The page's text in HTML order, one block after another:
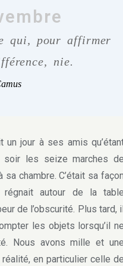
qui, pour affirmer
nie.
jour à ses amis
soir les seize marches
sa chambre. C’était sa
régnait autour de la
de l’obscurité. Plus tard,
les objets lorsqu’il
Nous avons mille et
en particulier celle